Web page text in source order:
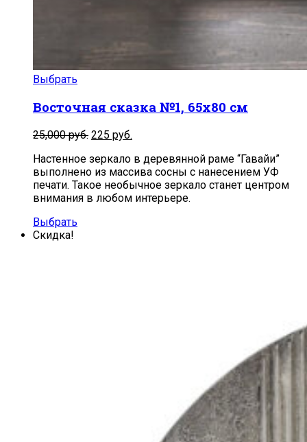
Выбрать
Восточная сказка №1, 65х80 см
25,000руб. Первоначальная
составляла
25,000
руб..
225 руб.
225
руб..
Настенное зеркало в деревянной раме “Гавайи”
выполнено из массива сосны с нанесением УФ
печати. Такое необычное зеркало станет центром
внимания в любом интерьере.
Выбрать
Скидка!